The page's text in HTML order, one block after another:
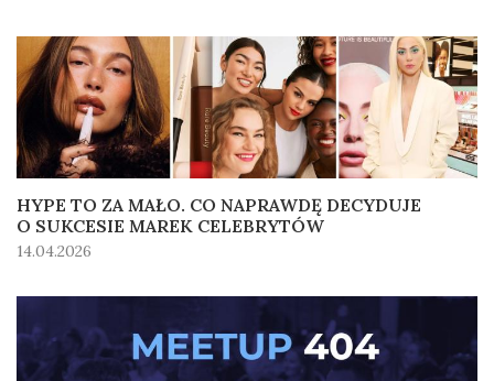
HYPE TO ZA MAŁO. CO NAPRAWDĘ DECYDUJE
O SUKCESIE MAREK CELEBRYTÓW
14.04.2026